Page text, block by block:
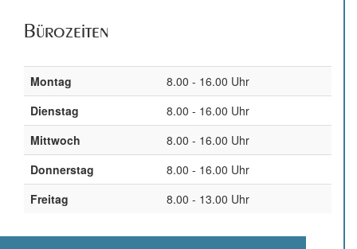
Bürozeiten
Montag
8.00 - 16.00 Uhr
Dienstag
8.00 - 16.00 Uhr
Mittwoch
8.00 - 16.00 Uhr
Donnerstag
8.00 - 16.00 Uhr
Freitag
8.00 - 13.00 Uhr